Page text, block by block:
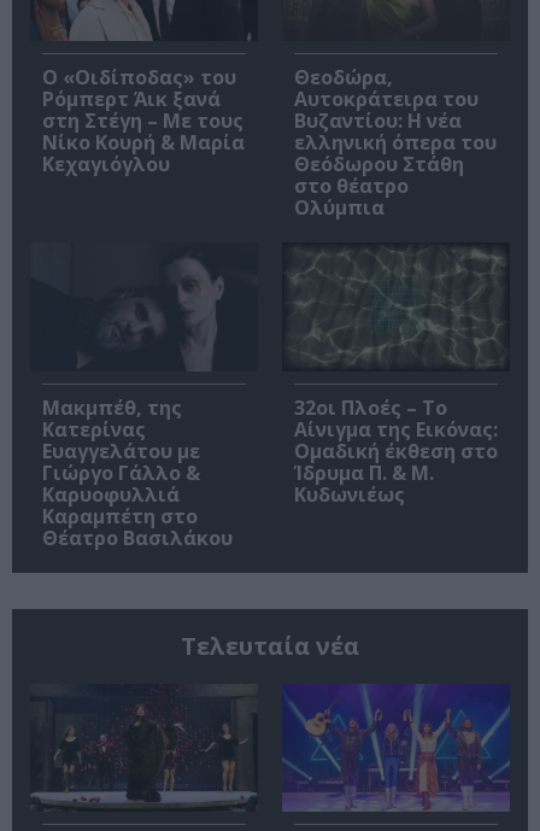
O «Οιδίποδας» του
Ρόμπερτ Άικ ξανά
στη Στέγη – Με τους
Νίκο Κουρή & Μαρία
Κεχαγιόγλου
Θεοδώρα,
Αυτοκράτειρα του
Βυζαντίου: Η νέα
ελληνική όπερα του
Θεόδωρου Στάθη
στο θέατρο
Ολύμπια
Μακμπέθ, της
Κατερίνας
Ευαγγελάτου με
Γιώργο Γάλλο &
Καρυοφυλλιά
Καραμπέτη στο
Θέατρο Βασιλάκου
32οι Πλοές – Το
Αίνιγμα της Εικόνας:
Ομαδική έκθεση στο
Ίδρυμα Π. & Μ.
Κυδωνιέως
Τελευταία νέα